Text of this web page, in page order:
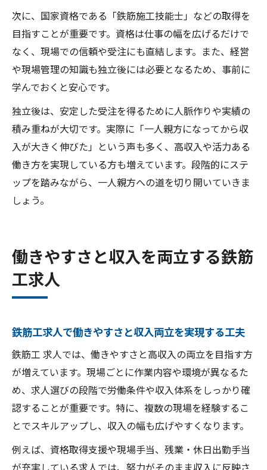
次に、国家資格である「鉄筋施工技能士」などの取得を
目指すことが重要です。資格は仕事の幅を広げるだけで
なく、現場での信頼や受注にも直結します。また、経営
や現場管理の知識も独立後には必要となるため、事前に
学んでおくと安心です。
独立後は、安定した受注を得るために人脈作りや実績の
積み重ねが大切です。実際に「一人親方になってから収
入が大きく伸びた」という声も多く、高収入や活力ある
働き方を実現している方も増えています。段階的にステ
ップを踏みながら、一人親方への道を切り開いていきま
しょう。
働きやすさと収入を両立する鉄筋
工求人
鉄筋工求人で働きやすさと収入両立を実現する工夫
鉄筋工 求人では、働きやすさと高収入の両立を目指す方
が増えています。現場ごとに作業内容や環境が異なるた
め、求人選びの段階で労働条件や収入体系をしっかり確
認することが重要です。特に、複数の現場を経験するこ
とでスキルアップし、収入の幅も広げやすくなります。
例えば、資格取得支援や現場手当、残業・休日出勤手当